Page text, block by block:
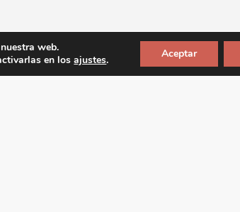
web.
en losajustes. Aceptar